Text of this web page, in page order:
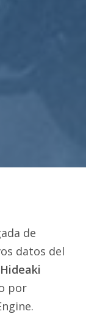
de
datos del
Hideaki
por